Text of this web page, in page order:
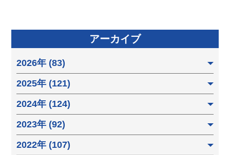
アーカイブ
2026年 (83)
2025年 (121)
2024年 (124)
2023年 (92)
2022年 (107)